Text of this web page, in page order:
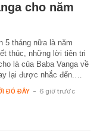
cho năm
5 tháng nữa là năm
thúc, những lời tiên tri
là của Baba Vanga về
lại được nhắc đến.…
ĐÓ ĐÂY - 6 giờ trước